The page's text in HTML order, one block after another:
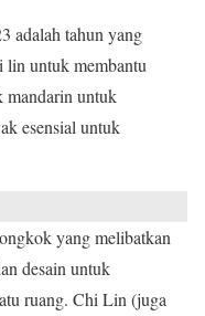
adalah tahun yang
lin untuk membantu
mandarin untuk
esensial untuk
yang melibatkan
desain untuk
ruang. Chi Lin (juga